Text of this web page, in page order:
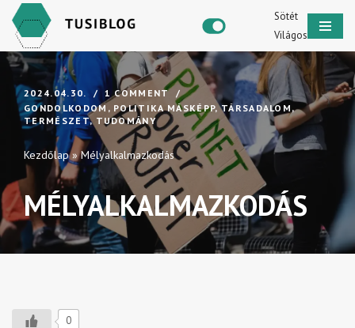
Skip
to
content
Sötét
Világos
2024.04.30.
1 COMMENT
GONDOLKODOM , POLITIKA MÁSKÉPP,TÁRSADALOM ,
TERMÉSZET, TUDOMÁNY
Kezdőlap»Mélyalkalmazkodás
MÉLYALKALMAZKODÁS
0